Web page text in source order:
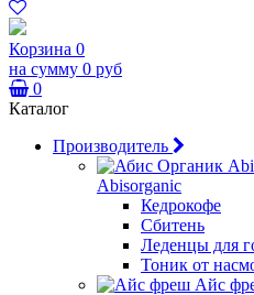
Корзина 0
на сумму 0 руб
0
Каталог
Производитель
Abisorganic
Кедрокофе
Сбитень
Леденцы для
Тоник от
Айс